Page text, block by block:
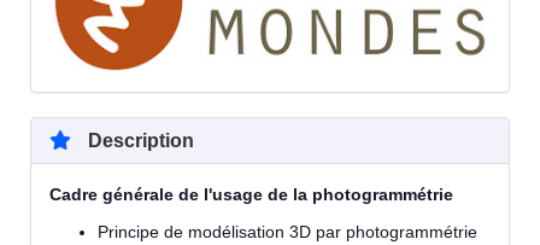
Description
Cadre générale de l'usage de la photogrammétrie
Principe de modélisation 3D par photogrammétrie